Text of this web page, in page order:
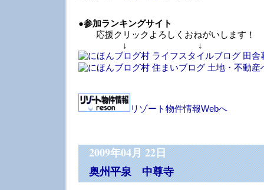
●参加ランキングサイト
応援クリックよろしくおねがいします！
↓ ↓
リゾート物件情報Webへ
2009年04月 22日
奥州平泉 中尊寺